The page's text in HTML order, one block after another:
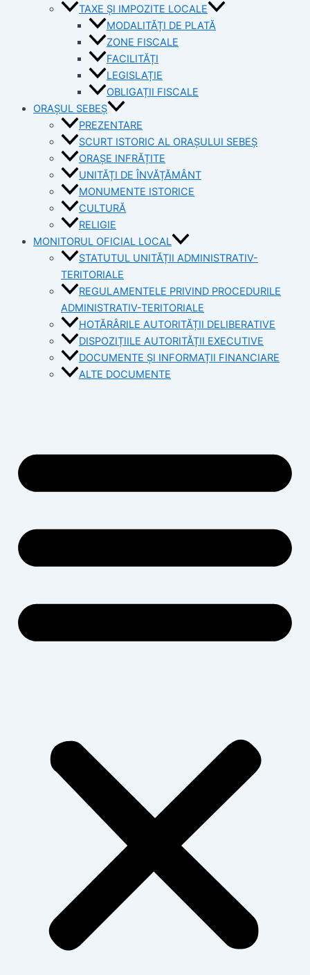
TAXE ȘI IMPOZITE LOCALE
MODALITĂȚI DE PLATĂ
ZONE FISCALE
FACILITĂȚI
LEGISLAȚIE
OBLIGAȚII FISCALE
ORAȘUL SEBEȘ
PREZENTARE
SCURT ISTORIC AL ORAȘULUI SEBEȘ
ORAȘE INFRĂȚITE
UNITĂȚI DE ÎNVĂȚĂMÂNT
MONUMENTE ISTORICE
CULTURĂ
RELIGIE
MONITORUL OFICIAL LOCAL
STATUTUL UNITĂȚII ADMINISTRATIV-
TERITORIALE
REGULAMENTELE PRIVIND PROCEDURILE
ADMINISTRATIV-TERITORIALE
HOTĂRÂRILE AUTORITĂȚII DELIBERATIVE
DISPOZIȚIILE AUTORITĂȚII EXECUTIVE
DOCUMENTE ȘI INFORMAȚII FINANCIARE
ALTE DOCUMENTE